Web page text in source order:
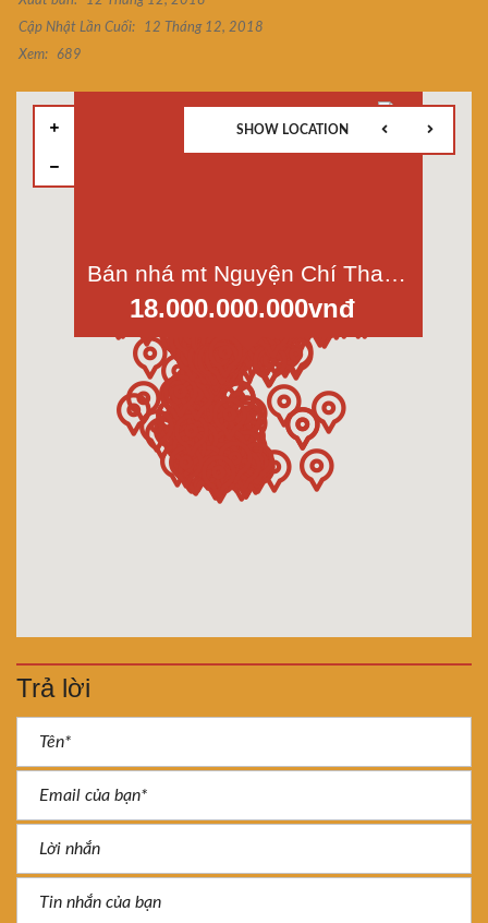
Cập Nhật Lần Cuối:
12 Tháng 12, 2018
Xem:
689
18.000.000.000vnđ
SHOW LOCATION
Trả lời